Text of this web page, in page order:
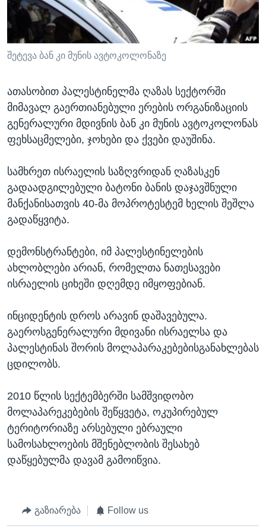
ᲡᲢᲣᲓᲘᲐ ᲕᲐᲨᲘᲜᲒᲢᲝᲜᲘ
ᲔᲙᲝᲜᲝᲛᲘᲙᲐ
ᲯᲐᲜᲛᲠᲗᲔᲚᲝᲑᲐ
ᲛᲔᲪᲜᲘᲔᲠᲔᲑᲐ
ᲙᲣᲚᲢᲣᲠᲐ
ᲒᲐᲚᲘᲚᲔᲝ
ᲓᲔᲖᲘᲜᲤᲝᲠᲛᲐᲪᲘᲐ
Learning English
ᲗᲕᲐᲚᲘ ᲒᲕᲐᲓᲔᲕᲜᲔᲗ
ენები
შეტევა ბან კი მუნის ავტოკოლონაზე
ათასობით პალესტინელმა ღაზას სექტორში
მიმავალ გაერთიანებული ერების ორგანიზაციის
გენერალური მდივნის ბან კი მუნის ავტოკოლონას
ფეხსაცმელები, ჯოხები და ქვები დაუშინა.
სამხრეთ ისრაელის საზღვრიდან ღაზასკენ
გადაადგილებული ბატონი ბანის დაჯავშნული
მანქანისათვის 40-მა მოპროტესტემ ხელის შეშლა
გადაწყვიტა.
დემონსტრანტები, იმ პალესტინელების
ახლობლები არიან, რომელთა ნათესავები
ისრაელის ციხეში დღემდე იმყოფებიან.
ინციდენტის დროს არავინ დაშავებულა.
გაეროსგენერალური მდივანი ისრაელსა და
პალესტინას შორის მოლაპარაკებებისგანახლებას
ცდილობს.
2010 წლის სექტემბერში სამშვიდობო
მოლაპარეკებების შეწყვეტა, ოკუპირებულ
ტერიტორიაზე არსებული ებრაული
სამოსახლოების მშენებლობის შესახებ
დაწყებულმა დავამ გამოიწვია.
გაზიარება Follow us